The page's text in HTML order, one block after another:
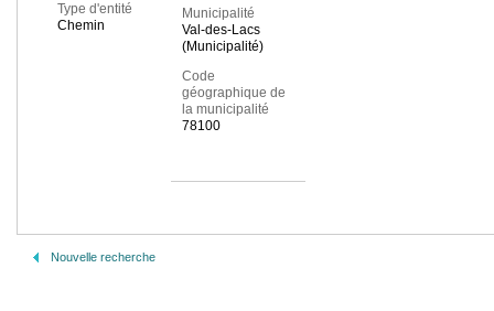
Type d'entité
Chemin
Municipalité
Val-des-Lacs
(Municipalité)
Code
géographique de
la municipalité
78100
Nouvelle recherche